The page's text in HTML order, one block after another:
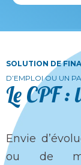
SOLUTION DE
D’EMPLOI OU UN
Le CPF
Envie
ou de